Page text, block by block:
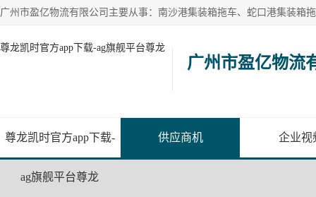
尊龙凯时官方app下载-ag旗舰平台尊龙
广州市盈亿物流
尊龙凯时官方app下载-
ag旗舰平台尊龙
供应商机 企业视